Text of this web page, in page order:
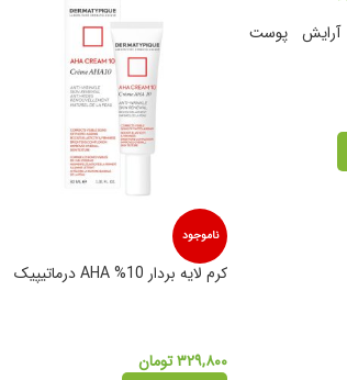
آرایش پوست
ناموجود
کرم لایه بردار 10% AHA درماتیپیک
۳۲۹,۸۰۰تومان